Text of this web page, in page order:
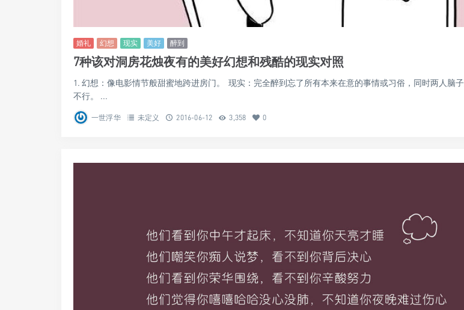
婚礼 幻想 现实 美好 醉到
7种该对洞房花烛夜有的美好幻想和残酷的现实对照
1. 幻想：像电影情节般甜蜜地跨进房门。 现实：完全醉到忘了所有本来在意的事情或习俗，同时两人脑
不行。 ...
一世浮华 未定义 2016-06-12 3,358 0